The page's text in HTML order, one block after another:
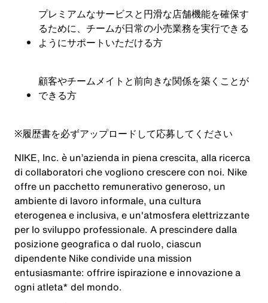
プレミアムなサービスと円滑な店舗機能を確保す
るために、チームが日常の小売業務を実行できる
ようにサポートいただける方
顧客やチームメイトと前向きな関係を築くことが
できる方
※履歴書を必ずアップロードして応募してください
NIKE, Inc. è un’azienda in piena crescita, alla ricerca
di collaboratori che vogliono crescere con noi. Nike
offre un pacchetto remunerativo generoso, un
ambiente di lavoro informale, una cultura
eterogenea e inclusiva, e un'atmosfera elettrizzante
per lo sviluppo professionale. A prescindere dalla
posizione geografica o dal ruolo, ciascun
dipendente Nike condivide una mission
entusiasmante: offrire ispirazione e innovazione a
ogni atleta* del mondo.